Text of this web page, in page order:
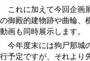
これに加えて今回企画
の御殿的建物跡や曲輪、
動画も同時展示します。
今年度末には狗尸那城
行予定ですが、それより